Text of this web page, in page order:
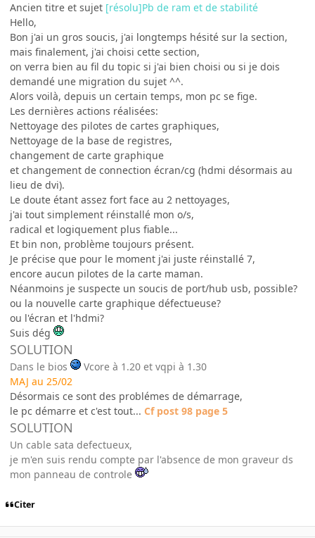
Ancien titre et sujet [résolu]Pb de ram et de stabilité
Hello,
Bon j'ai un gros soucis, j'ai longtemps hésité sur la section,
mais finalement, j'ai choisi cette section,
on verra bien au fil du topic si j'ai bien choisi ou si je dois
demandé une migration du sujet ^^.
Alors voilà, depuis un certain temps, mon pc se fige.
Les dernières actions réalisées:
Nettoyage des pilotes de cartes graphiques,
Nettoyage de la base de registres,
changement de carte graphique
et changement de connection écran/cg (hdmi désormais au
lieu de dvi).
Le doute étant assez fort face au 2 nettoyages,
j'ai tout simplement réinstallé mon o/s,
radical et logiquement plus fiable...
Et bin non, problème toujours présent.
Je précise que pour le moment j'ai juste réinstallé 7,
encore aucun pilotes de la carte maman.
Néanmoins je suspecte un soucis de port/hub usb, possible?
ou la nouvelle carte graphique défectueuse?
ou l'écran et l'hdmi?
Suis dég
SOLUTION
Dans le bios
Vcore à 1.20 et vqpi à 1.30
MAJ au 25/02
Désormais ce sont des problémes de démarrage,
le pc démarre et c'est tout... Cf post 98 page 5
SOLUTION
Un cable sata defectueux,
je m'en suis rendu compte par l'absence de mon graveur ds
mon panneau de controle
Citer